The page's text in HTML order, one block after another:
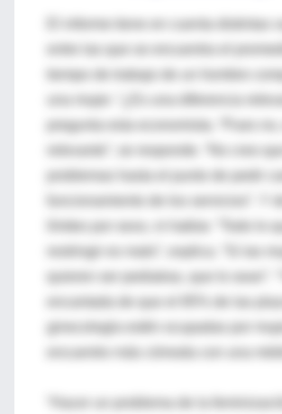
tiempo de trabajo de un hombre
pregunta esta economista. “Pues no,
relevante”, se responde. “No creo
restringir es malo”, explica. “Si las
ginecología estén ocupadas por